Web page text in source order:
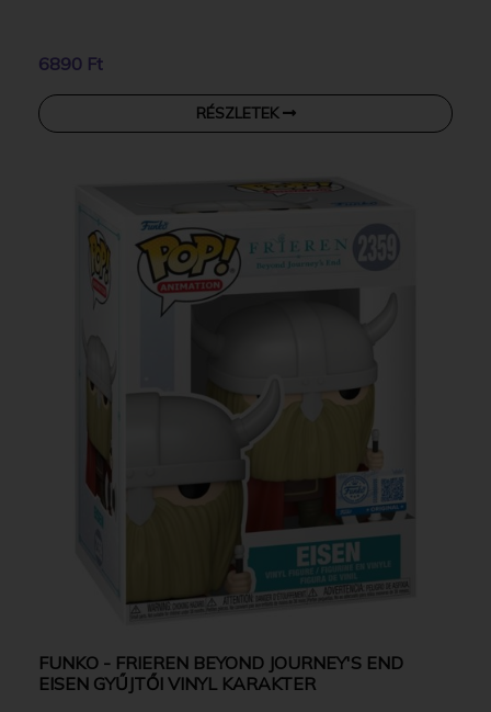
6890 Ft
RÉSZLETEK
FUNKO - FRIEREN BEYOND JOURNEY'S END
EISEN GYŰJTŐI VINYL KARAKTER